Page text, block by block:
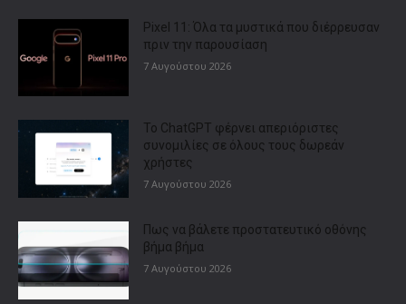
Pixel 11: Όλα τα μυστικά που διέρρευσαν
πριν την παρουσίαση
7 Αυγούστου 2026
Το ChatGPT φέρνει απεριόριστες
συνομιλίες σε όλους τους δωρεάν
χρήστες
7 Αυγούστου 2026
Πως να βάλετε προστατευτικό οθόνης
βήμα βήμα
7 Αυγούστου 2026